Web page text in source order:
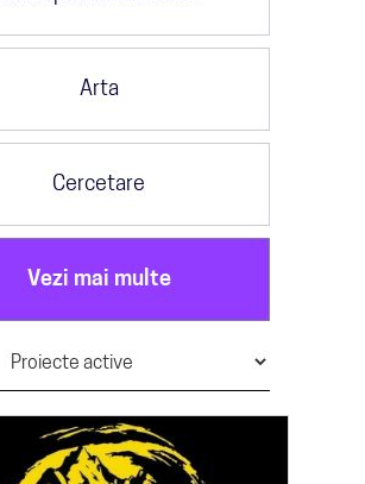
Arta
Cercetare
Vezi mai multe